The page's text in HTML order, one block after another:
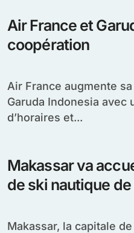
Air France et
coopération
Air France augmente sa coopération avec
Garuda Indonesia avec
d’horaires et...
Makassar va
de ski nautique de
Makassar, la capitale de la province de